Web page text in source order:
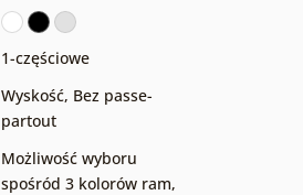
1-częściowe
Wyskość, Bez passe-
partout
Możliwość wyboru
spośród 3 kolorów ram,